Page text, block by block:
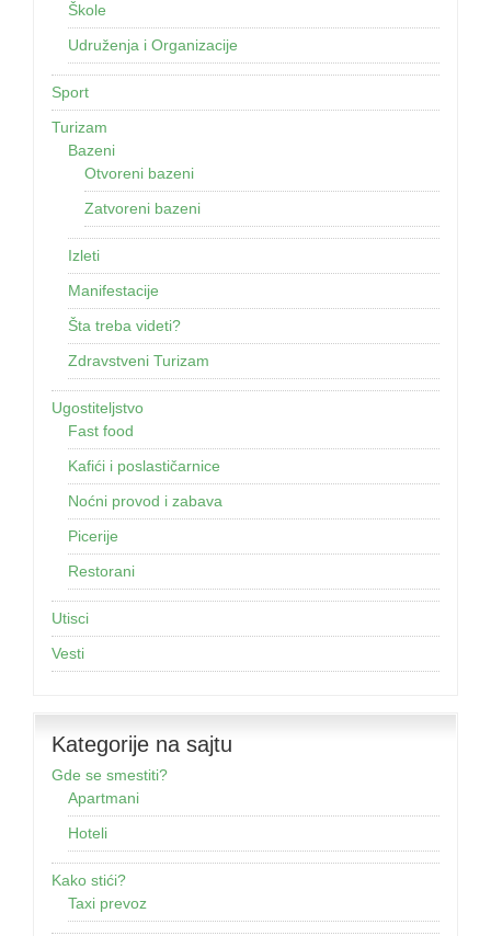
Škole
Udruženja i Organizacije
Sport
Turizam
Bazeni
Otvoreni bazeni
Zatvoreni bazeni
Izleti
Manifestacije
Šta treba videti?
Zdravstveni Turizam
Ugostiteljstvo
Fast food
Kafići i poslastičarnice
Noćni provod i zabava
Picerije
Restorani
Utisci
Vesti
Kategorije na sajtu
Gde se smestiti?
Apartmani
Hoteli
Kako stići?
Taxi prevoz